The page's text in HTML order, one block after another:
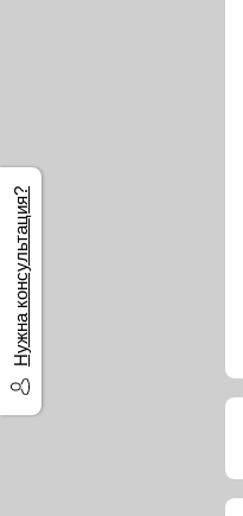
Нужна консультация?